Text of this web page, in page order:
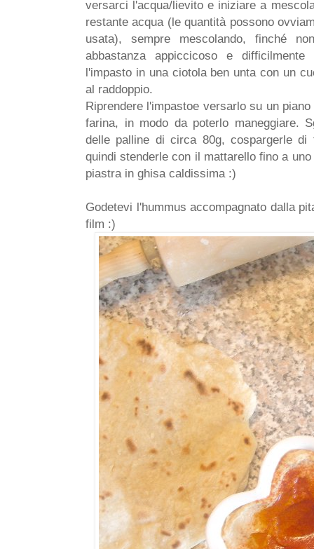
versarci l'acqua/lievito e iniziare a
restante acqua (le quantità possono
usata), sempre mescolando, finché
abbastanza appiccicoso e
l'impasto in una ciotola ben unta con un
al raddoppio.
Riprendere l'impastoe versarlo su un
farina, in modo da poterlo maneggiare.
delle palline di circa 80g, cospargerle
quindi stenderle con il mattarello fino a
piastra in ghisa caldissima :)
Godetevi l'hummus accompagnato dalla
film :)